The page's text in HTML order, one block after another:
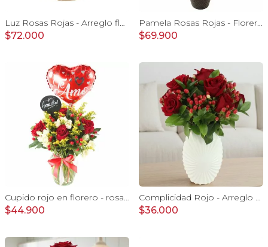
Luz Rosas Rojas - Arreglo floral en canasto circular con gerberas blancas, rosas rojas y astromelias blancas
$72.000
Pamela Rosas Rojas - Florero negro mediano con rosas rojas y mini claveles rosados y fucsias
$69.900
Cupido rojo en florero - rosas, mini rosas, hypericum, globo te amo y pizarra
$44.900
Complicidad Rojo - Arreglo floral con rosas rojas e hypericum
$36.000